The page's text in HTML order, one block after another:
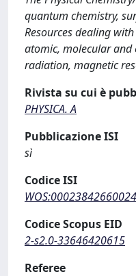
quantum chemistry,
Resources dealing
atomic, molecular and
radiation, magnetic
Rivista su cui è
PHYSICA. A
Pubblicazione ISI
sì
Codice ISI
Codice Scopus EID
2-s2.0-33646420615
Referee